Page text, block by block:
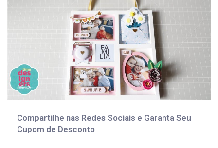
Compartilhe nas Redes Sociais e Garanta Seu
Cupom de Desconto